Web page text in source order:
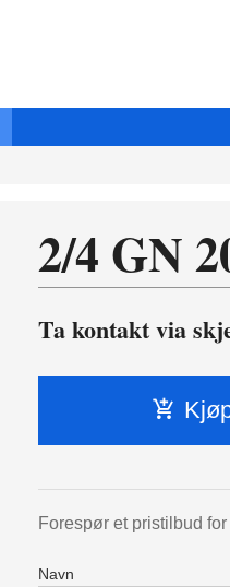
2/4 GN
Ta kontakt via
Forespør et pristilbud
Navn